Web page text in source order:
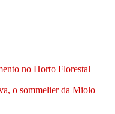
no Horto Florestal
o sommelier da Miolo